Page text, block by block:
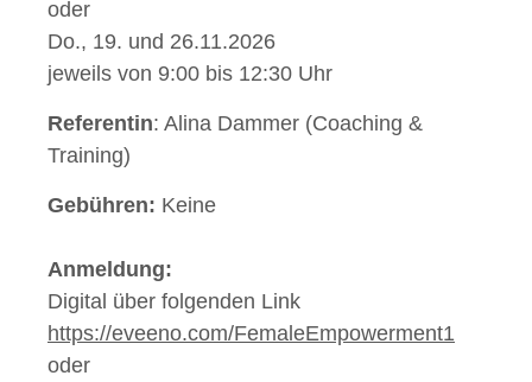
oder
Do., 19. und 26.11.2026
jeweils von 9:00 bis 12:30 Uhr
Referentin: Alina Dammer (Coaching &
Training)
Gebühren: Keine
Anmeldung:
Digital über folgenden Link
https://eveeno.com/FemaleEmpowerment1
oder